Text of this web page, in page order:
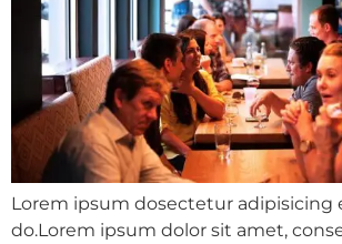
Lorem ipsum dosectetur adipisicing
do.Lorem ipsum dolor sit amet,